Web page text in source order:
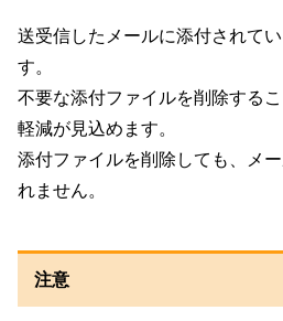
送受信したメールに添付されて
す。
不要な添付ファイルを削除する
軽減が見込めます。
添付ファイルを削除しても、メ
れません。
注意